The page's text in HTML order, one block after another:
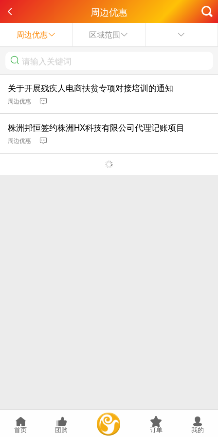
周边优惠
周边优惠 区域范围
关于开展残疾人电商扶贫专项对接培训的通知
周边优惠
株洲邦恒签约株洲HX科技有限公司代理记账项目
周边优惠
首页 团购 订单 我的